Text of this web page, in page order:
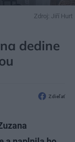
Zdroj: Jiří Hurt
dedine
Zdieľať